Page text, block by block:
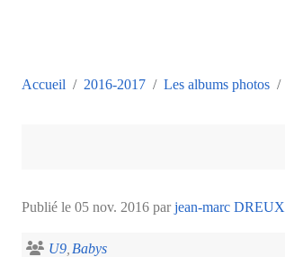
Accueil 2016-2017 Les albums photos
Publié le 05 nov. 2016 parjean-marc DREUX
U9 Babys